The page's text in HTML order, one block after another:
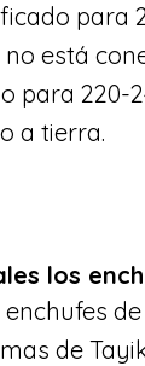
para
está
para 220-
a tierra.
los
enchufes
de